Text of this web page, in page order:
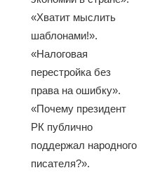
«Хватит мыслить
шаблонами!».
«Налоговая
перестройка без
права на ошибку».
«Почему президент
РК публично
поддержал народного
писателя?».